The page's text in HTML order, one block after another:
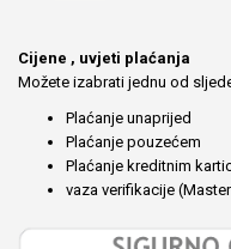
Cijene , uvjeti plaćanja
Možete izabrati jednu od
Plaćanje unaprijed
Plaćanje pouzećem
Plaćanje kreditnim
vaza verifikacije